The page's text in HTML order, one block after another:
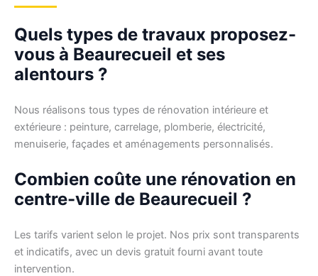
Quels types de travaux proposez-
vous à Beaurecueil et ses
alentours ?
Nous réalisons tous types de rénovation intérieure et
extérieure : peinture, carrelage, plomberie, électricité,
menuiserie, façades et aménagements personnalisés.
Combien coûte une rénovation en
centre-ville de Beaurecueil ?
Les tarifs varient selon le projet. Nos prix sont transparents
et indicatifs, avec un devis gratuit fourni avant toute
intervention.